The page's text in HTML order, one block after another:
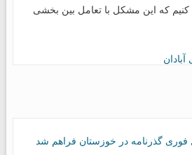
که این مشکل با تعامل بین بخشی